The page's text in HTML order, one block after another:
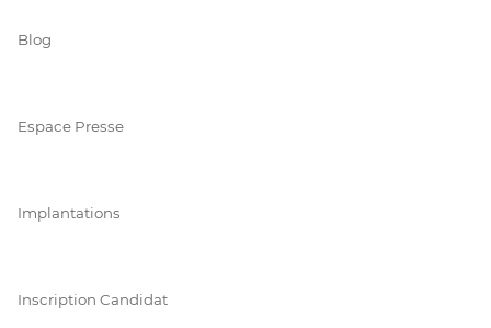
Blog
Espace Presse
Implantations
Inscription Candidat